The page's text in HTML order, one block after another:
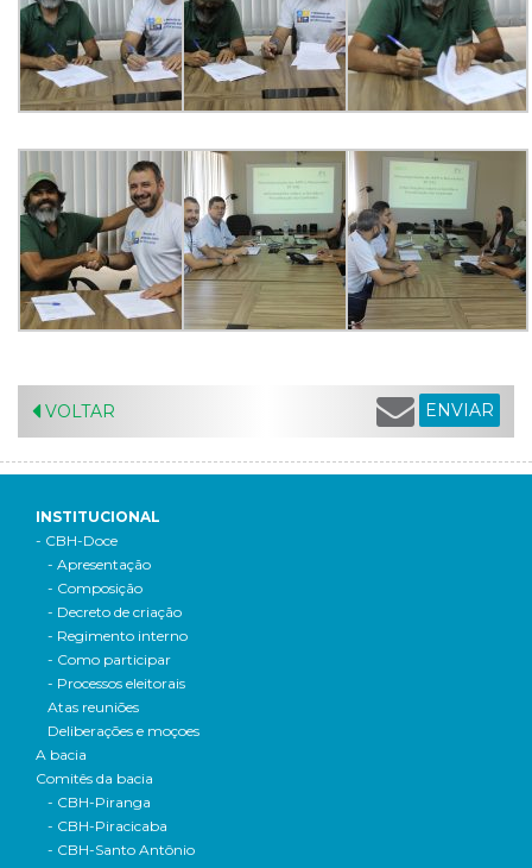
VOLTAR ENVIAR
INSTITUCIONAL
- CBH-Doce
- Apresentação
- Composição
- Decreto de criação
- Regimento interno
- Como participar
- Processos eleitorais
Atas reuniões
Deliberações e moçoes
A bacia
Comitês da bacia
- CBH-Piranga
- CBH-Piracicaba
- CBH-Santo Antônio